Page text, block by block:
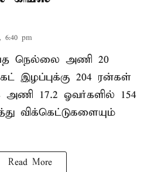
6:40 pm
நெல்லை அணி 20
இழப்புக்கு 204 ரன்கள்
அணி 17.2 ஓவர்களில் 154
விக்கெட்டுகளையும்
Read More